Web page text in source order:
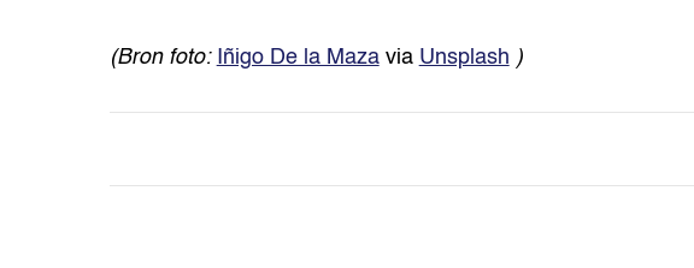
(Bron foto: Iñigo De la Mazavia Unsplash )